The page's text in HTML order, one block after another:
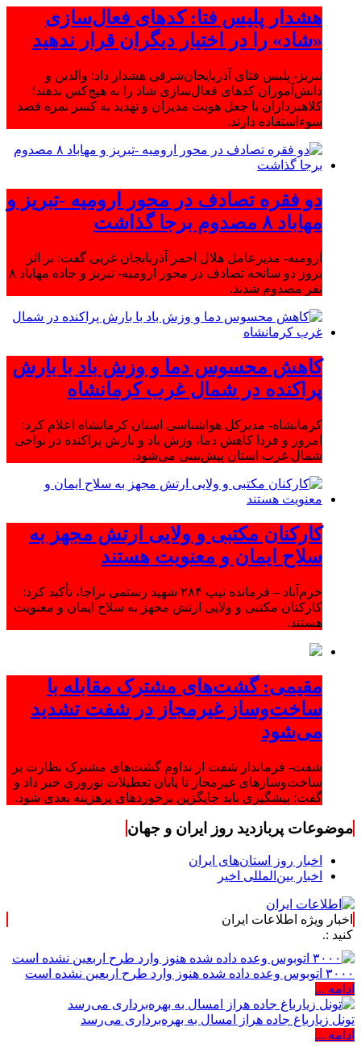
هشدار پلیس فتا: کدهای فعال‌سازی
«شاد» را در اختیار دیگران قرار ندهید
تبریز- پلیس فتای آذربایجان‌شرقی هشدار داد: والدین و
دانش‌آموزان کدهای فعال‌سازی شاد را به هیچ‌کس ندهند؛
کلاهبرداران با جعل هویت مدیران و تهدید به کسر نمره قصد
سوءاستفاده دارند.
دو فقره تصادف در محور ارومیه -تبریز و
مهاباد ۸ مصدوم برجا گذاشت
ارومیه- مدیرعامل هلال احمر آذربایجان غربی گفت: بر اثر
بروز دو سانحه تصادف در محور ارومیه- تبریز و جاده مهاباد ۸
نفر مصدوم شدند.
کاهش محسوس دما و وزش باد با بارش
پراکنده در شمال غرب کرمانشاه
کرمانشاه- مدیرکل هواشناسی استان کرمانشاه اعلام کرد:
امروز و فردا کاهش دما، وزش باد و بارش پراکنده در نواحی
شمال غرب استان پیش‌بینی می‌شود.
کارکنان مکتبی و ولایی ارتش مجهز به
سلاح ایمان و معنویت هستند
خرم‌آباد – فرمانده تیپ ۲۸۴ شهید رستمی نزاجا، تأکید کرد:
کارکنان مکتبی و ولایی ارتش مجهز به سلاح ایمان و معنویت
هستند.
مقیمی: گشت‌های مشترک مقابله با
ساخت‌وساز غیرمجاز در شفت تشدید
می‌شود
شفت- فرماندار شفت از تداوم گشت‌های مشترک نظارت بر
ساخت‌وسازهای غیرمجاز تا پایان تعطیلات نوروزی خبر داد و
گفت: پیشگیری باید جایگزین برخوردهای پرهزینه بعدی شود.
موضوعات پربازدید روز ایران و جهان
اخبار روز استان‌های ایران
اخبار بین‌المللی اخیر
اخبار ویژه اطلاعات ایران
۳۰۰۰ اتوبوس وعده داده شده هنوز وارد طرح اربعین نشده است
ادامه ...
تونل زیارباغ جاده هراز امسال به بهره‌برداری می‌رسد
ادامه ...